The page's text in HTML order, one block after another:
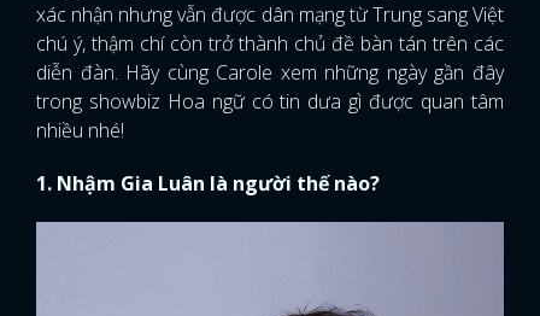
xác nhận nhưng vẫn được dân mạng từ Trung sang Việt
chú ý, thậm chí còn trở thành chủ đề bàn tán trên các
diễn đàn. Hãy cùng Carole xem những ngày gần đây
trong showbiz Hoa ngữ có tin dưa gì được quan tâm
nhiều nhé!
1. Nhậm Gia Luân là người thế nào?